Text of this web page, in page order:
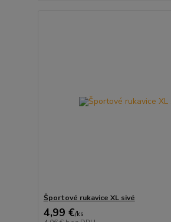
Športové rukavice XL sivé
4,99 €/ks